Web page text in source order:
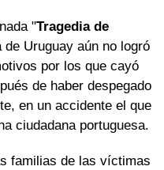
"Tragedia de
Uruguay aún no logró
por los que cayó
de haber despegado
en un accidente el que
ciudadana portuguesa.
familias de las víctimas